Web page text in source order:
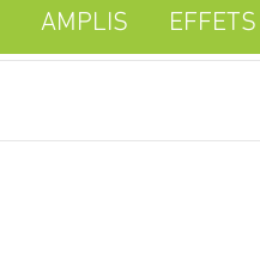
AMPLIS EFFETS